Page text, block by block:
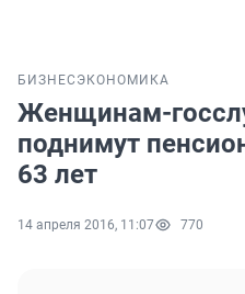
БИЗНЕС ЭКОНОМИКА
Женщинам-
поднимут
63 лет
14 апреля 2016, 11:07 770